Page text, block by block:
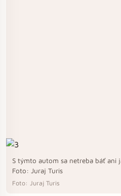
S týmto autom sa netreba báť ani
Foto: Juraj Turis
Foto: Juraj Turis